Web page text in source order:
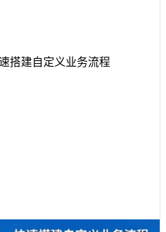
搭建自定义业务流程